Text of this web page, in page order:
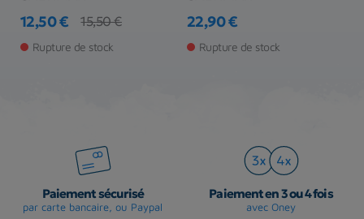
Prix
12,50 €
Prix de base
15,50 €
Rupture de stock
Prix
22,90 €
Rupture de stock
Paiement sécurisé
par carte bancaire, ou Paypal
Paiement en 3 ou 4 fois
avec Oney